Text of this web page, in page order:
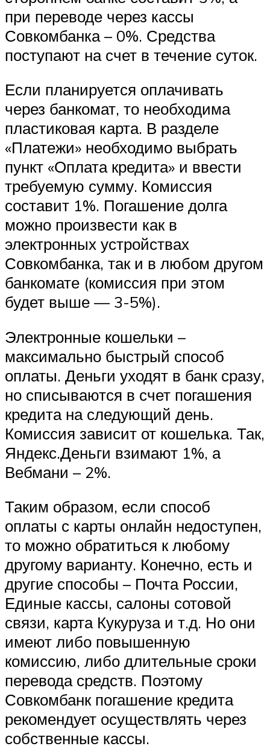
при переводе через кассы
Совкомбанка – 0%. Средства
поступают на счет в течение суток.
Если планируется оплачивать
через банкомат, то необходима
пластиковая карта. В разделе
«Платежи» необходимо выбрать
пункт «Оплата кредита» и ввести
требуемую сумму. Комиссия
составит 1%. Погашение долга
можно произвести как в
электронных устройствах
Совкомбанка, так и в любом другом
банкомате (комиссия при этом
будет выше — 3-5%).
Электронные кошельки –
максимально быстрый способ
оплаты. Деньги уходят в банк сразу,
но списываются в счет погашения
кредита на следующий день.
Комиссия зависит от кошелька. Так,
Яндекс.Деньги взимают 1%, а
Вебмани – 2%.
Таким образом, если способ
оплаты с карты онлайн недоступен,
то можно обратиться к любому
другому варианту. Конечно, есть и
другие способы – Почта России,
Единые кассы, салоны сотовой
связи, карта Кукуруза и т.д. Но они
имеют либо повышенную
комиссию, либо длительные сроки
перевода средств. Поэтому
Совкомбанк погашение кредита
рекомендует осуществлять через
собственные кассы.